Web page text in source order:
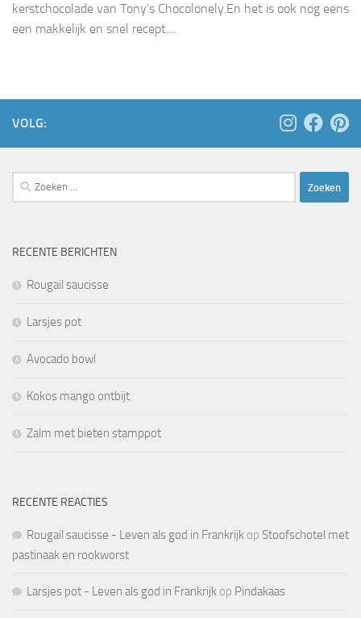
kerstchocolade van Tony’s Chocolonely.En het is ook nog eens
een makkelijk en snel recept....
VOLG:
Zoeken
naar:
RECENTE BERICHTEN
Rougail saucisse
Larsjes pot
Avocado bowl
Kokos mango ontbijt
Zalm met bieten stamppot
RECENTE REACTIES
Rougail saucisse - Leven als god in Frankrijk op Stoofschotel met
pastinaak en rookworst
Larsjes pot - Leven als god in Frankrijk op Pindakaas